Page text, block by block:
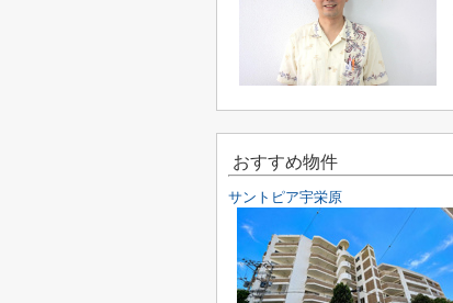
おすすめ物件
サントピア宇栄原